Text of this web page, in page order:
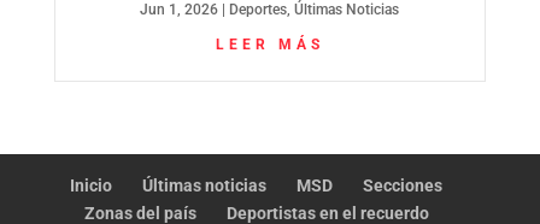
Jun 1, 2026 Deportes,Últimas Noticias
LEER MÁS
Inicio Últimas noticias MSD
Secciones
Zonas del país
Deportistas en el recuerdo